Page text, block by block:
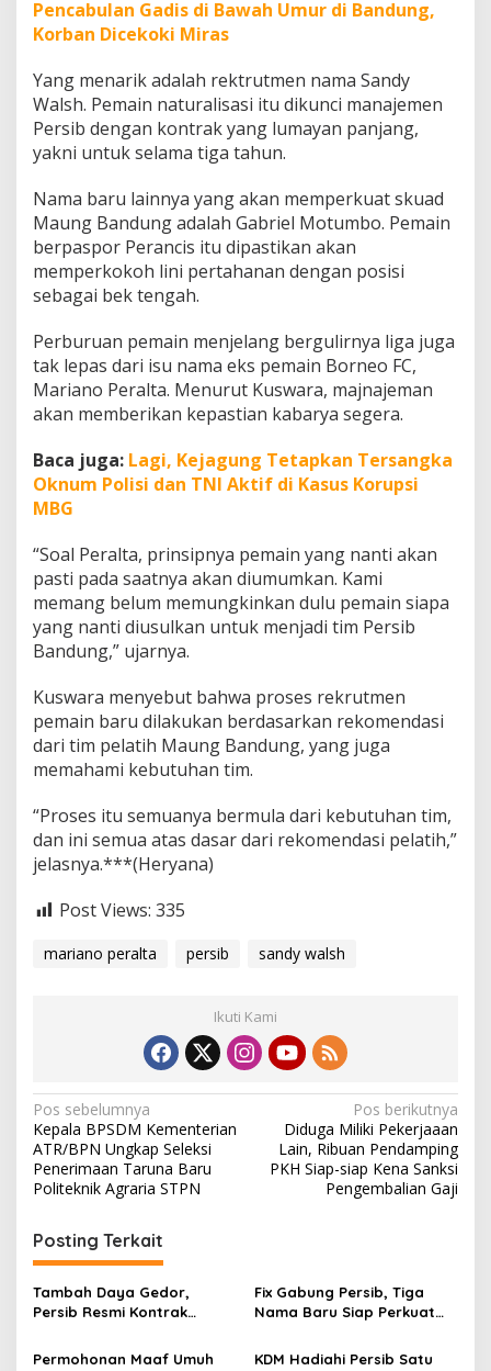
n
M
a
i
a
n
P
r
a
l
a
B
k
o
s
t
m
P
i
b
Pencabulan Gadis di Bawah Umur di Bandung,
Korban Dicekoki Miras
Yang menarik adalah rektrutmen nama Sandy
Walsh. Pemain naturalisasi itu dikunci manajemen
Persib dengan kontrak yang lumayan panjang,
yakni untuk selama tiga tahun.
Nama baru lainnya yang akan memperkuat skuad
Maung Bandung adalah Gabriel Motumbo. Pemain
berpaspor Perancis itu dipastikan akan
memperkokoh lini pertahanan dengan posisi
sebagai bek tengah.
Perburuan pemain menjelang bergulirnya liga juga
tak lepas dari isu nama eks pemain Borneo FC,
Mariano Peralta. Menurut Kuswara, majnajeman
akan memberikan kepastian kabarya segera.
Baca juga: Lagi, Kejagung Tetapkan Tersangka
Oknum Polisi dan TNI Aktif di Kasus Korupsi
MBG
“Soal Peralta, prinsipnya pemain yang nanti akan
pasti pada saatnya akan diumumkan. Kami
memang belum memungkinkan dulu pemain siapa
yang nanti diusulkan untuk menjadi tim Persib
Bandung,” ujarnya.
Kuswara menyebut bahwa proses rekrutmen
pemain baru dilakukan berdasarkan rekomendasi
dari tim pelatih Maung Bandung, yang juga
memahami kebutuhan tim.
“Proses itu semuanya bermula dari kebutuhan tim,
dan ini semua atas dasar dari rekomendasi pelatih,”
jelasnya.***(Heryana)
Post Views: 335
mariano peralta persib sandy walsh
Ikuti Kami
N
a
v
g
a
s
p
Pos sebelumnya
Kepala BPSDM Kementerian
ATR/BPN Ungkap Seleksi
Penerimaan Taruna Baru
Politeknik Agraria STPN
Pos berikutnya
Diduga Miliki Pekerjaaan
Lain, Ribuan Pendamping
PKH Siap-siap Kena Sanksi
Pengembalian Gaji
Posting Terkait
Tambah Daya Gedor,
Persib Resmi Kontrak
Tahun
Fix Gabung Persib, Tiga
Nama Baru Siap Perkuat
2026/27
Permohonan Maaf Umuh
KDM Hadiahi Persib Satu